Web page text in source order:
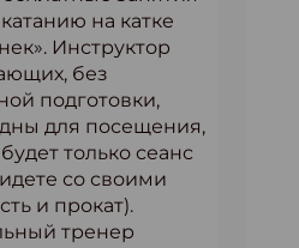
на катке
Инструктор
без
подготовки,
для посещения,
только сеанс
со своими
и прокат).
тренер